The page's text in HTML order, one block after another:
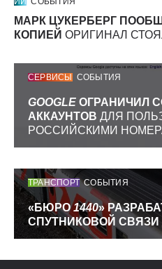
МАРК ЦУКЕРБЕРГ
КОПИЕЙ ОРИГИНАЛ
СЕРВИСЫ СОБЫТИЯ
GOOGLE ОГРАНИЧИЛ
АККАУНТОВ ДЛЯ
РОССИЙСКИМИ
ТРАНСПОРТ СОБЫТИЯ
«БЮРО1440»
СПУТНИКОВОЙ СВЯЗИ